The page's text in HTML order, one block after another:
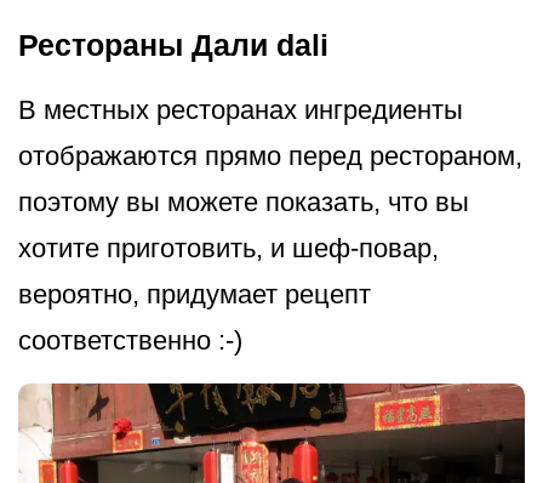
Рестораны Дали dali
В местных ресторанах ингредиенты
отображаются прямо перед рестораном,
поэтому вы можете показать, что вы
хотите приготовить, и шеф-повар,
вероятно, придумает рецепт
соответственно :-)